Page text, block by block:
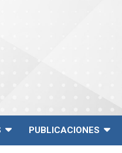
PUBLICACIONES